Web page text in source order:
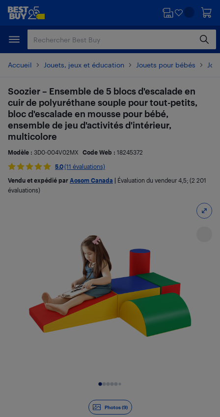
Passer
principal
Passer
Accueil Jouets, jeux et éducation Jouets pour bébés
Photos (9)
Soozier – Ensemble de 5 blocs d'escalade en
cuir de polyuréthane souple pour tout-petits,
bloc d'escalade en mousse pour bébé,
ensemble de jeu d'activités d'intérieur,
multicolore
Modèle : 3D0-004V02MX Code Web : 18245372
5.0(11 évaluations)
Vendu et expédié par Aosom Canada Évaluation du vendeur 4,5; (2 201
évaluations)